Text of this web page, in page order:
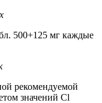
500+125 мг каждые
рекомендуемой
значений Cl